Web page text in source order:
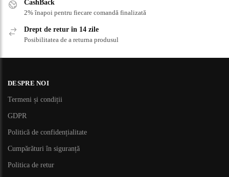
CashBack
2% înapoi pentru fiecare comandă finalizată
Drept de retur în 14 zile
Posibilitatea de a returna produsul
DESPRE NOI
Termeni și condiții
GDPR
Politică de confidențialitate
Cumpărături în siguranță
Politica de retur